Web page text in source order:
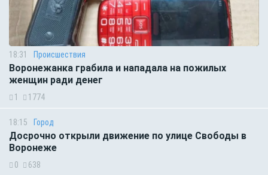
18:31 Происшествия
Воронежанка грабила и нападала на пожилых
женщин ради денег
1 1774
18:15 Город
Досрочно открыли движение по улице Свободы в
Воронеже
0 638